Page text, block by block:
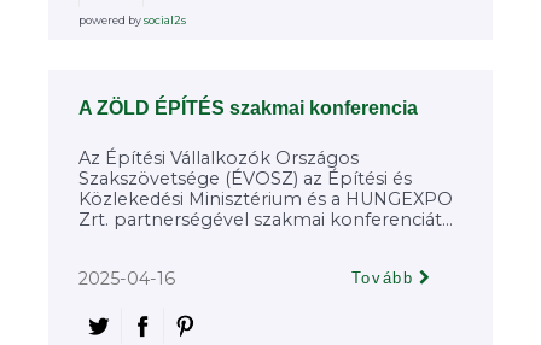
powered bysocial2s
A ZÖLD ÉPÍTÉS szakmai konferencia
Az Építési Vállalkozók Országos
Szakszövetsége (ÉVOSZ) az Építési és
Közlekedési Minisztérium és a HUNGEXPO
Zrt. partnerségével szakmai konferenciát...
2025-04-16 Tovább